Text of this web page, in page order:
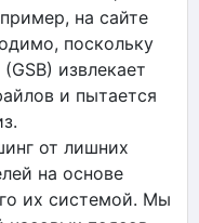
на сайте
поскольку
извлекает
и пытается
от лишних
на основе
их системой. Мы